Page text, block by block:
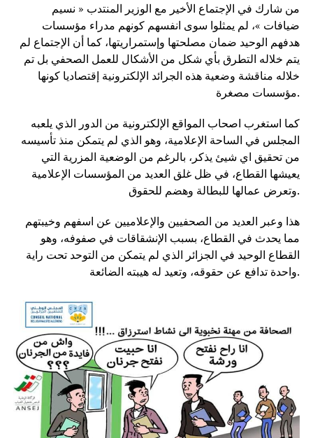
من شارك في الإجتماع الأخير مع الوزير المنتدب « نسيم
ضيافات »، لم يمثلوا سوى انفسهم كونهم مدراء مؤسسات
هدفهم الوحيد ضمان مصلحتها وإستمراريتها، كما أن الإجتماع لم
يتم خلاله التطرق بأي شكل من الأشكال للعمل الصحفي بل تم
خلاله مناقشة وضعية هذه الجرائد الإلكترونية إقتصاديا كونها
مؤسسات مصغرة.
كما استغرب اصحاب المواقع الإلكترونية من الدور الذي يلعبه
المجلس في الساحة الإعلامية، وهو الذي لم يتمكن منذ تأسيسه
من تحقيق اي شيئ يذكر، بالرغم من الوضعية المزرية التي
يعيشها القطاع، في ظل غلق العديد من المؤسسات الإعلامية
وتعرض عمالها للبطالة وهضم للحقوق.
هذا وعبر العديد من الصحفيين والإعلاميين عن اسفهم وخيبتهم
مما يحدث في القطاع، بسبب الإنشقاقات في صفوفه، وهو
القطاع الوحيد في الجزائر الذي لم يتمكن من التوحد تحت راية
واحدة تدافع عن حقوقه، وتعيد له هيبته الضائعة.